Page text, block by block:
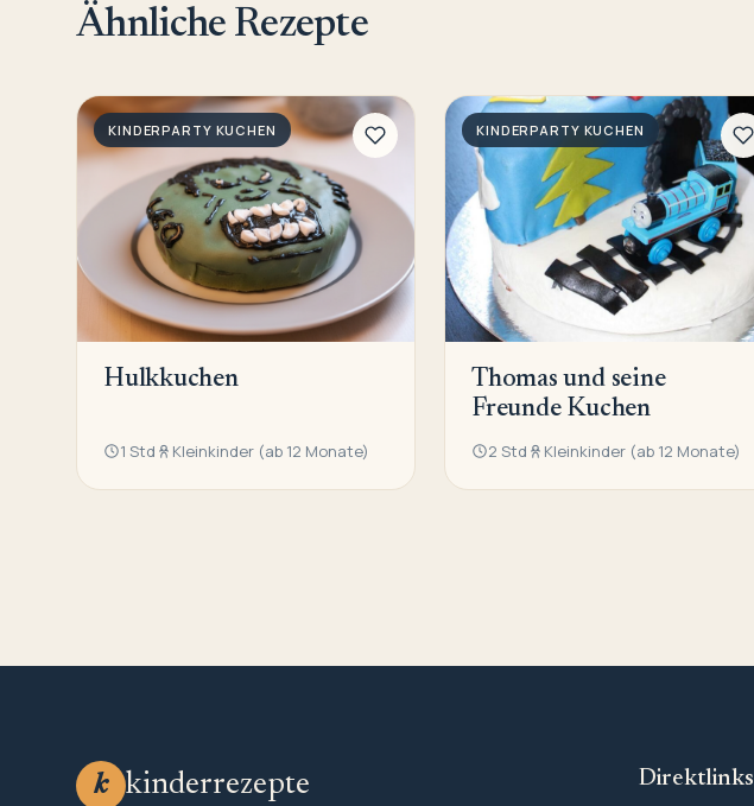
Ähnliche Rezepte
KINDERPARTY KUCHEN
Hulkkuchen
1 Std Kleinkinder (ab 12 Monate)
KINDERPARTY KUCHEN
Thomas und seine
Freunde Kuchen
2 Std Kleinkinder (ab 12 Monate)
k kinderrezepte Direktlinks